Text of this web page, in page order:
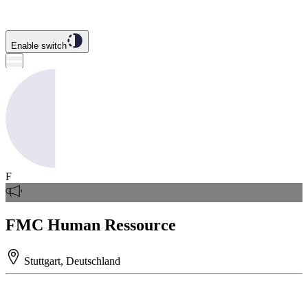
Enable switch
F
FMC Human Ressource
Stuttgart, Deutschland